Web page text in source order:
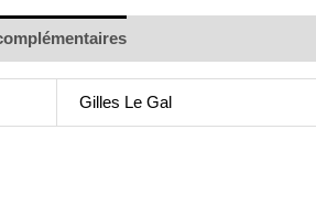
Gilles Le Gal